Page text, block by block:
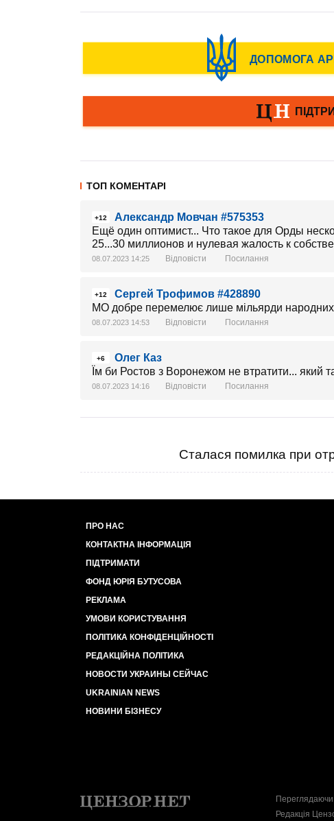
ТОП КОМЕНТАРІ
+12
Александр Мовчан #575353
Ещё один оптимист... Что такое для Орды
25...30 миллионов и нулевая жалость к
08.07.2023 14:25 Відповісти Посилання
+12
Сергей Трофимов #428890
МО добре перемелює лише мільярди
08.07.2023 14:53 Відповісти Посилання
+6
Олег Каз
Їм би Ростов з Воронежом не втратити... який
08.07.2023 14:16 Відповісти Посилання
Сталася помилка при
ПРО НАС
КОНТАКТНА ІНФОРМАЦІЯ
ПІДТРИМАТИ
ФОНД ЮРІЯ БУТУСОВА
РЕКЛАМА
УМОВИ КОРИСТУВАННЯ
ПОЛІТИКА КОНФІДЕНЦІЙНОСТІ
РЕДАКЦІЙНА ПОЛІТИКА
НОВОСТИ УКРАИНЫ СЕЙЧАС
UKRAINIAN NEWS
НОВИНИ БІЗНЕСУ
Редакція